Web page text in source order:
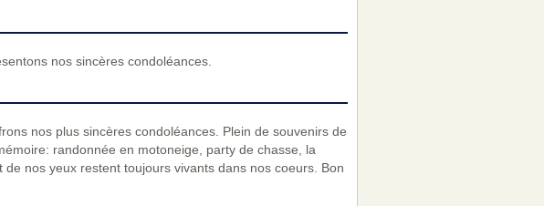
nos sincères condoléances.
nos plus sincères condoléances. Plein de souvenirs de
randonnée en motoneige, party de chasse, la
nos yeux restent toujours vivants dans nos coeurs. Bon